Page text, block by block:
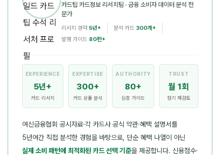
카드팁 카드정보 리서치팀 · 금융 소비자 데이터 분석 전
문가
리서치 경력 5년+ 분석 카드 300개+
발행 가이드 80편+
EXPERIENCE
5년+
카드 리서치
EXPERTISE
300+
카드 상품 분석
AUTHORITY
80+
심층 가이드
TRUST
월 1회
정기 재검토
여신금융협회 공시자료·각 카드사 공식 약관·혜택 설명서를
5년여간 직접 분석한 경험을 바탕으로, 단순 혜택 나열이 아닌
실제 소비 패턴에 최적화된 카드 선택 기준을 제공합니다. 신용점수·